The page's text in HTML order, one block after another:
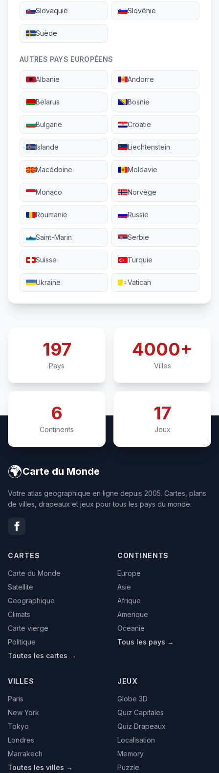
Slovaquie Slovénie
Suède
AUTRES PAYS EUROPÉENS
Albanie Andorre
Belarus Bosnie
Bulgarie Croatie
Islande Liechtenstein
Macédoine Moldavie
Monaco Norvège
Roumanie Russie
Saint-Marin Serbie
Suisse Turquie
Ukraine Vatican
197
Pays
4000+
Villes
6
Continents
17
Jeux
🌍Carte du Monde
Votre atlas geographique en ligne depuis 2005. Cartes, plans
de villes, drapeaux et jeux pour tous les pays du monde.
CARTES
Carte du Monde
Satellite
Geographique
Climats
Carte vierge
Politique
Toutes les cartes →
CONTINENTS
Europe
Asie
Afrique
Amerique
Oceanie
Tous les pays →
VILLES
Paris
New York
Tokyo
Londres
Marrakech
Toutes les villes →
JEUX
Globe 3D
Quiz Capitales
Quiz Drapeaux
Localisation
Memory
Puzzle